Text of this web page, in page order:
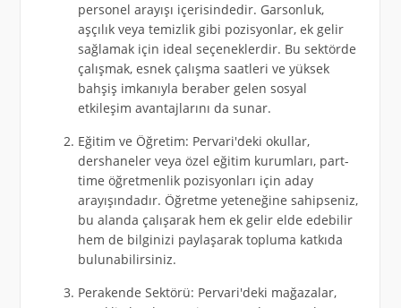
personel arayışı içerisindedir. Garsonluk,
aşçılık veya temizlik gibi pozisyonlar, ek gelir
sağlamak için ideal seçeneklerdir. Bu sektörde
çalışmak, esnek çalışma saatleri ve yüksek
bahşiş imkanıyla beraber gelen sosyal
etkileşim avantajlarını da sunar.
Eğitim ve Öğretim: Pervari'deki okullar,
dershaneler veya özel eğitim kurumları, part-
time öğretmenlik pozisyonları için aday
arayışındadır. Öğretme yeteneğine sahipseniz,
bu alanda çalışarak hem ek gelir elde edebilir
hem de bilginizi paylaşarak topluma katkıda
bulunabilirsiniz.
Perakende Sektörü: Pervari'deki mağazalar,